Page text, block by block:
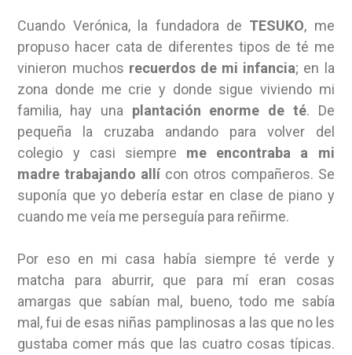
Cuando Verónica, la fundadora de TESUKO, me
propuso hacer cata de diferentes tipos de té me
vinieron muchos recuerdos de mi infancia; en la
zona donde me crie y donde sigue viviendo mi
familia, hay una plantación enorme de té. De
pequeña la cruzaba andando para volver del
colegio y casi siempre me encontraba a mi
madre trabajando allícon otros compañeros. Se
suponía que yo debería estar en clase de piano y
cuando me veía me perseguía para reñirme.
Por eso en mi casa había siempre té verde y
matcha para aburrir, que para mí eran cosas
amargas que sabían mal, bueno, todo me sabía
mal, fui de esas niñas pamplinosas a las que no les
gustaba comer más que las cuatro cosas típicas.